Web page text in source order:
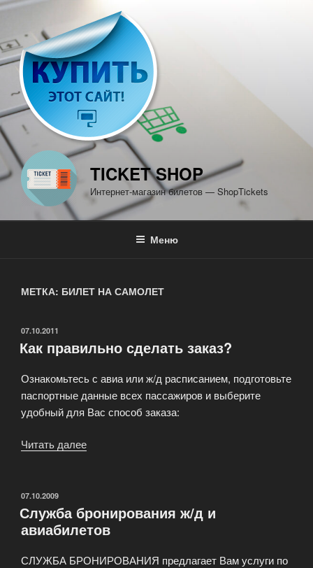
Перейти
содержимому
TICKET SHOP
Интернет-магазин билетов — ShopTickets
Меню
МЕТКА: БИЛЕТ НА САМОЛЕТ
ОПУБЛИКОВАНО
07.10.2011
Как правильно сделать заказ?
Ознакомьтесь с авиа или ж/д расписанием, подготовьте
паспортные данные всех пассажиров и выберите
удобный для Вас способ заказа:
Читать далее
ОПУБЛИКОВАНО
07.10.2009
Служба бронирования ж/д и
авиабилетов
СЛУЖБА БРОНИРОВАНИЯ предлагает Вам услуги по